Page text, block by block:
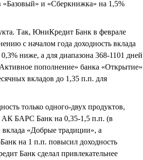
и «Сберкнижка» на 1,5%
Так, ЮниКредит Банк в феврале
с началом года доходность вклада
ниже, а для диапазона 368-1101 дней
пополнение» банка «Открытие»
вкладов до 1,35 п.п. для
только одного-двух продуктов,
АК БАРС Банк на 0,35-1,5 п.п. (в
вклада «Добрые традиции», а
на 1 п.п. повысил доходность
Банк сделал привлекательнее